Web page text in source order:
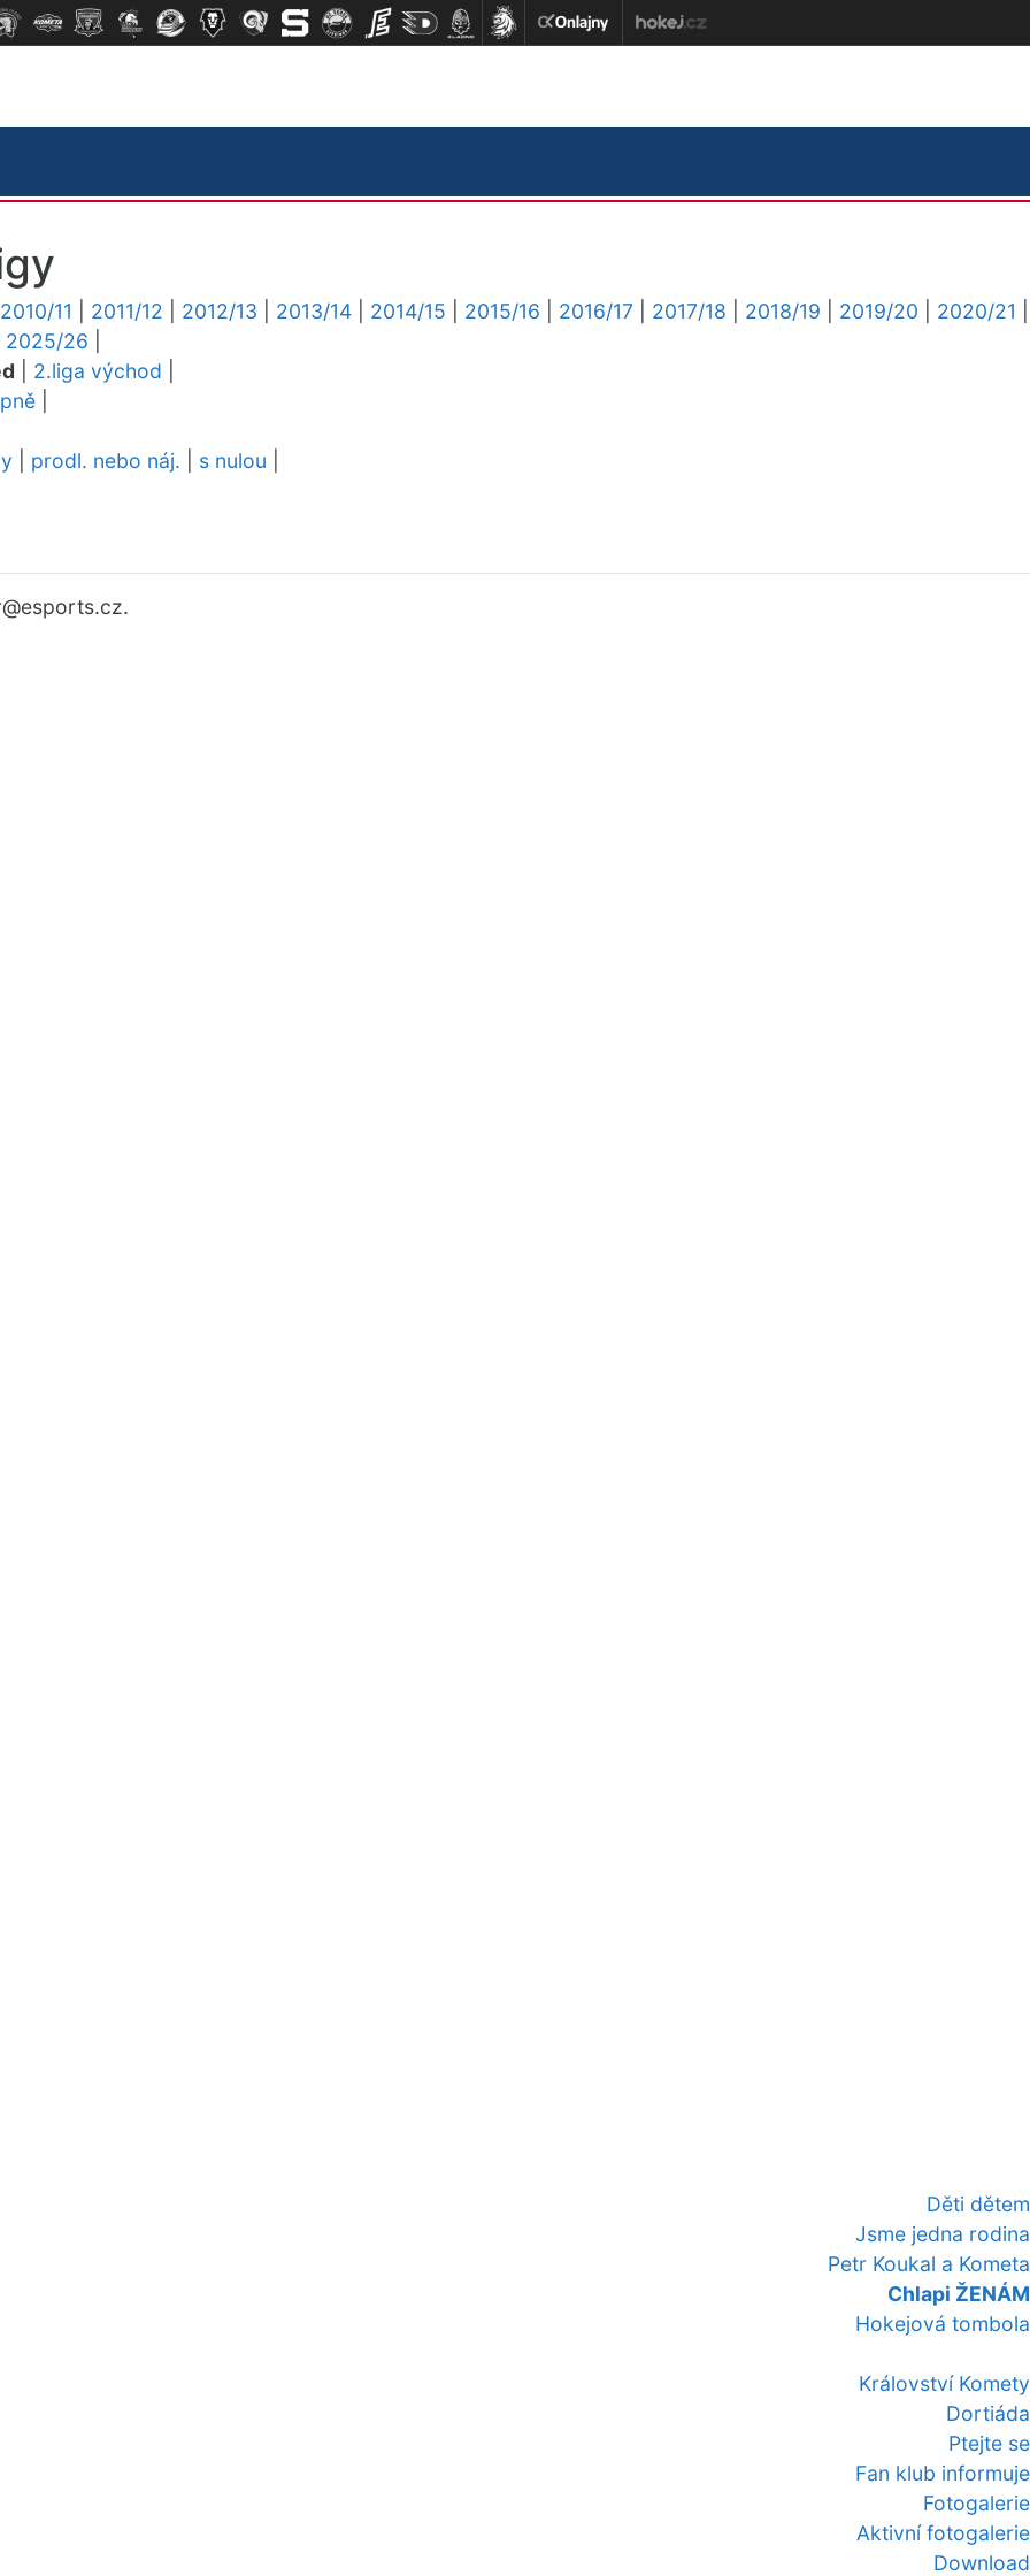
Děti dětem
Jsme jedna rodina
Petr Koukal a Kometa
Chlapi ŽENÁM
Hokejová tombola
Království Komety
Dortiáda
Ptejte se
Fan klub informuje
Fotogalerie
Aktivní fotogalerie
Download
2010/11 2011/12 2012/13 2013/14 2014/15 2015/16 2016/17 2017/18 2018/19 2019/20 2020/21
2025/26
2.liga východ
prodl. nebo náj. s nulou
@esports.cz.